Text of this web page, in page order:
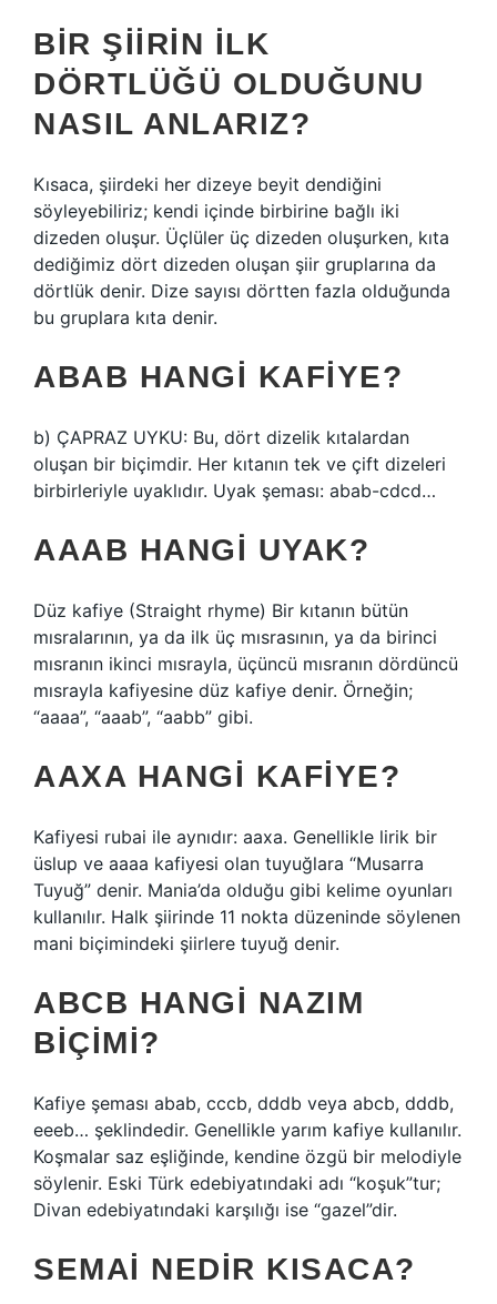
BIR ŞIIRIN ILK
DÖRTLÜĞÜ OLDUĞUNU
NASIL ANLARIZ?
Kısaca, şiirdeki her dizeye beyit dendiğini
söyleyebiliriz; kendi içinde birbirine bağlı iki
dizeden oluşur. Üçlüler üç dizeden oluşurken, kıta
dediğimiz dört dizeden oluşan şiir gruplarına da
dörtlük denir. Dize sayısı dörtten fazla olduğunda
bu gruplara kıta denir.
ABAB HANGI KAFIYE?
b) ÇAPRAZ UYKU: Bu, dört dizelik kıtalardan
oluşan bir biçimdir. Her kıtanın tek ve çift dizeleri
birbirleriyle uyaklıdır. Uyak şeması: abab-cdcd…
AAAB HANGI UYAK?
Düz kafiye (Straight rhyme) Bir kıtanın bütün
mısralarının, ya da ilk üç mısrasının, ya da birinci
mısranın ikinci mısrayla, üçüncü mısranın dördüncü
mısrayla kafiyesine düz kafiye denir. Örneğin;
“aaaa”, “aaab”, “aabb” gibi.
AAXA HANGI KAFIYE?
Kafiyesi rubai ile aynıdır: aaxa. Genellikle lirik bir
üslup ve aaaa kafiyesi olan tuyuğlara “Musarra
Tuyuğ” denir. Mania’da olduğu gibi kelime oyunları
kullanılır. Halk şiirinde 11 nokta düzeninde söylenen
mani biçimindeki şiirlere tuyuğ denir.
ABCB HANGI NAZIM
BIÇIMI?
Kafiye şeması abab, cccb, dddb veya abcb, dddb,
eeeb… şeklindedir. Genellikle yarım kafiye kullanılır.
Koşmalar saz eşliğinde, kendine özgü bir melodiyle
söylenir. Eski Türk edebiyatındaki adı “koşuk”tur;
Divan edebiyatındaki karşılığı ise “gazel”dir.
SEMAI NEDIR KISACA?